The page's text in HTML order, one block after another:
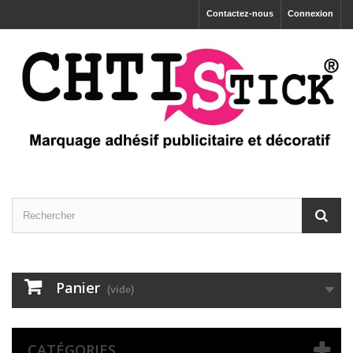
Connexion
Contactez-nous
Panier (vide)